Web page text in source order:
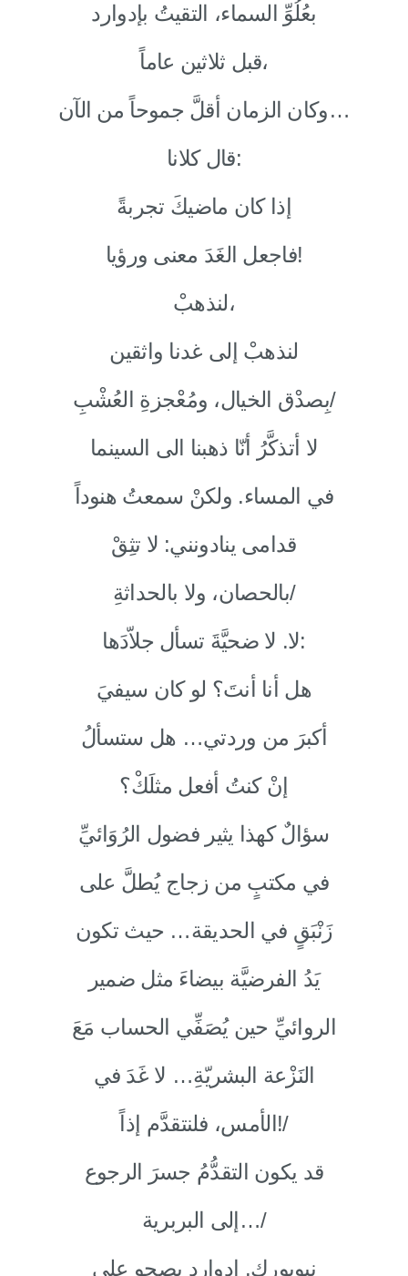
بعُلُوِّ السماء، التقيتُ بإدوارد
قبل ثلاثين عاماً،
وكان الزمان أقلَّ جموحاً من الآن…
قال كلانا:
إذا كان ماضيكَ تجربةً
فاجعل الغَدَ معنى ورؤيا!
لنذهبْ،
لنذهبْ إلى غدنا واثقين
بِصدْق الخيال، ومُعْجزةِ العُشْبِ/
لا أتذكَّرُ أنّا ذهبنا الى السينما
في المساء. ولكنْ سمعتُ هنوداً
قدامى ينادونني: لا تثِقْ
بالحصان، ولا بالحداثةِ/
لا. لا ضحيَّةَ تسأل جلاّدَها:
هل أنا أنتَ؟ لو كان سيفيَ
أكبرَ من وردتي… هل ستسألُ
إنْ كنتُ أفعل مثلَكْ؟
سؤالٌ كهذا يثير فضول الرُوَائيِّ
في مكتبٍ من زجاج يُطلَّ على
زَنْبَقٍ في الحديقة… حيث تكون
يَدُ الفرضيَّة بيضاءَ مثل ضمير
الروائيِّ حين يُصَفِّي الحساب مَعَ
النَزْعة البشريّةِ… لا غَدَ في
الأمس، فلنتقدَّم إذاً!/
قد يكون التقدُّمُ جسرَ الرجوع
إلى البربرية…/
نيويورك. إدوارد يصحو على